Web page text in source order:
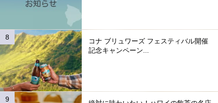
コナ ブリュワーズ フェスティバル開催
記念キャンペーン...